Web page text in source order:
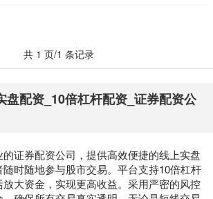
共 1 页/1 条记录
盘配资_10倍杠杆配资_证券配资公
证券配资公司，提供高效便捷的线上实盘
时随地参与股市交易。平台支持10倍杠杆
大资金，实现更高收益。采用严密的风控